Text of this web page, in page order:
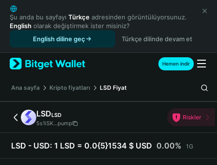
English
日本語
Tiếng Việt
Español (Latinoamérica)
Türkçe
Français
Deutsch
简体中文
繁體中文
Português (Portugal)
Bahasa Indonesia
ภาษาไทย
Şu anda bu sayfayı Türkçe adresinden görüntülüyorsunuz.
English olarak değiştirmek ister misiniz?
English diline geç
Türkçe dilinde devam et
Hemen indir
Ana sayfa Kripto fiyatları LSD Fiyat
LSDLSD
5s1iSK...pump
Riskler
LSD - USD: 1 LSD = 0.0{5}1534 $ USD 0.00% 1G